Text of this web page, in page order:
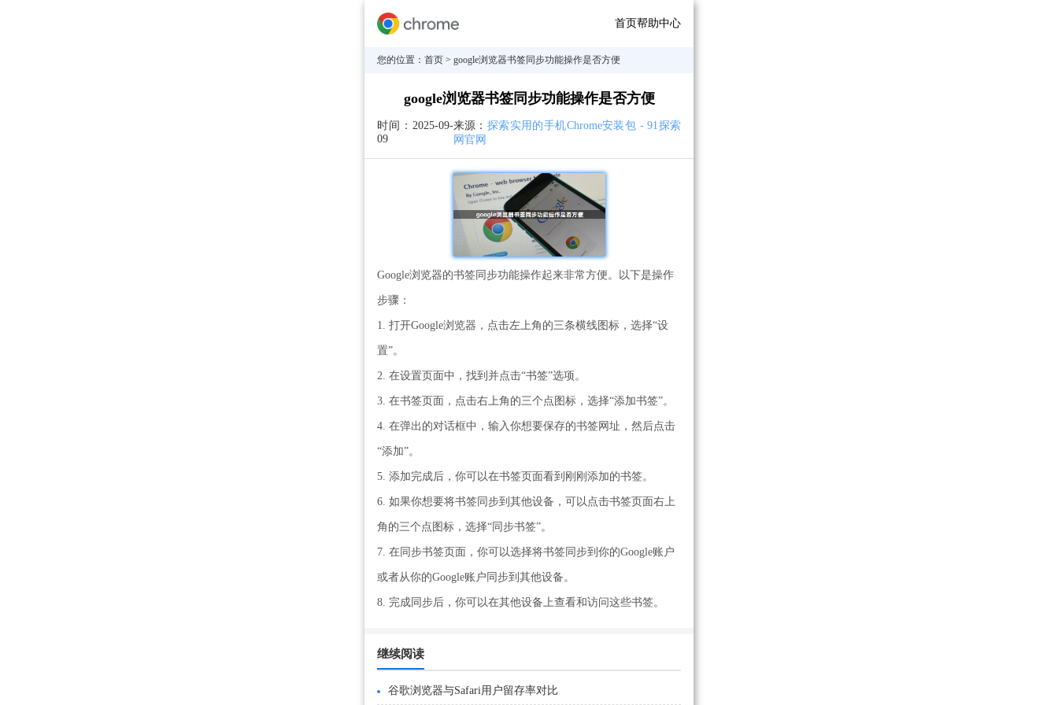
首页帮助中心
您的位置： 首页 > google浏览器书签同步功能操作是否方便
google浏览器书签同步功能操作是否方便
时间： 2025-09-
09
来源： 探索实用的手机Chrome安装包 - 91探索
网官网
Google浏览器的书签同步功能操作起来非常方便。以下是操作
步骤：
1. 打开Google浏览器，点击左上角的三条横线图标，选择“设
置”。
2. 在设置页面中，找到并点击“书签”选项。
3. 在书签页面，点击右上角的三个点图标，选择“添加书签”。
4. 在弹出的对话框中，输入你想要保存的书签网址，然后点击
“添加”。
5. 添加完成后，你可以在书签页面看到刚刚添加的书签。
6. 如果你想要将书签同步到其他设备，可以点击书签页面右上
角的三个点图标，选择“同步书签”。
7. 在同步书签页面，你可以选择将书签同步到你的Google账户
或者从你的Google账户同步到其他设备。
8. 完成同步后，你可以在其他设备上查看和访问这些书签。
继续阅读
谷歌浏览器与Safari用户留存率对比